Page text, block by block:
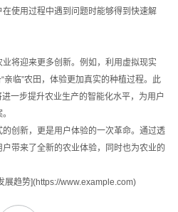
使用过程中遇到问题时能够得到快速解
将迎来更多创新。例如，利用虚拟现实
亲临”农田，体验更加真实的种植过程。此
一步提升农业生产的智能化水平，为用户
创新，更是用户体验的一次革命。通过透
带来了全新的农业体验，同时也为农业的
展趋势](https://www.example.com)